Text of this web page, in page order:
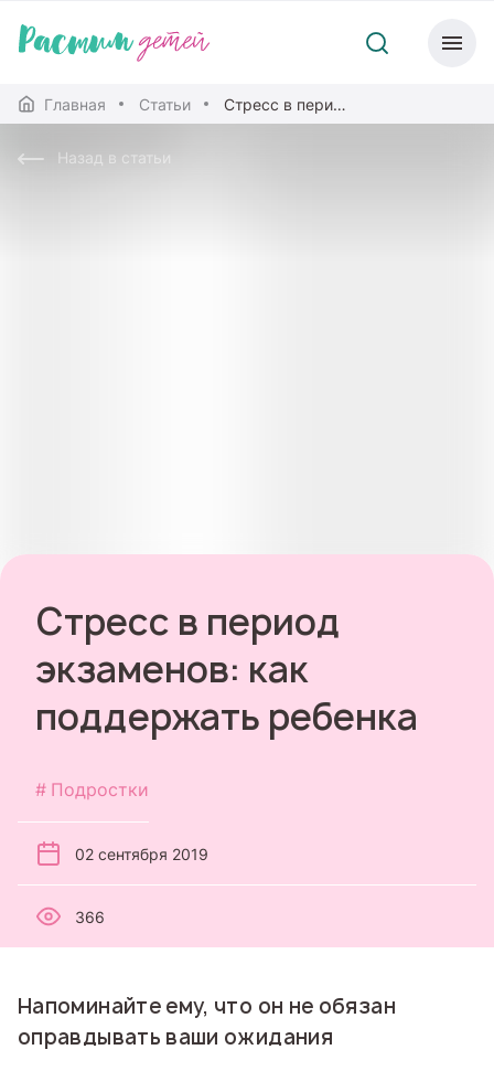
Главная Статьи Стресс в период экзаменов: как поддержать ребенка
Назад в статьи
Стресс в период
экзаменов: как
поддержать ребенка
Подростки
02 сентября 2019
366
Напоминайте ему, что он не обязан
оправдывать ваши ожидания